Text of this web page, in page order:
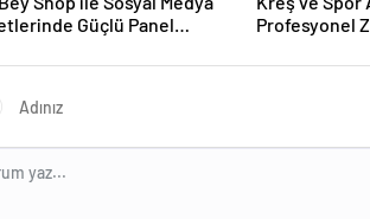
Güçlü Panel
Profesyonel